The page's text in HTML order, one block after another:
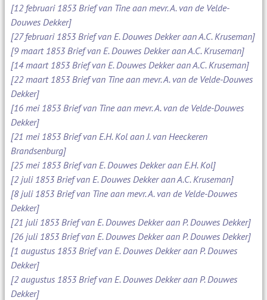
[12 februari 1853 Brief van Tine aan mevr. A. van de Velde-
Douwes Dekker]
[27 februari 1853 Brief van E. Douwes Dekker aan A.C. Kruseman]
[9 maart 1853 Brief van E. Douwes Dekker aan A.C. Kruseman]
[14 maart 1853 Brief van E. Douwes Dekker aan A.C. Kruseman]
[22 maart 1853 Brief van Tine aan mevr. A. van de Velde-Douwes
Dekker]
[16 mei 1853 Brief van Tine aan mevr. A. van de Velde-Douwes
Dekker]
[21 mei 1853 Brief van E.H. Kol aan J. van Heeckeren
Brandsenburg]
[25 mei 1853 Brief van E. Douwes Dekker aan E.H. Kol]
[2 juli 1853 Brief van E. Douwes Dekker aan A.C. Kruseman]
[8 juli 1853 Brief van Tine aan mevr. A. van de Velde-Douwes
Dekker]
[21 juli 1853 Brief van E. Douwes Dekker aan P. Douwes Dekker]
[26 juli 1853 Brief van E. Douwes Dekker aan P. Douwes Dekker]
[1 augustus 1853 Brief van E. Douwes Dekker aan P. Douwes
Dekker]
[2 augustus 1853 Brief van E. Douwes Dekker aan P. Douwes
Dekker]